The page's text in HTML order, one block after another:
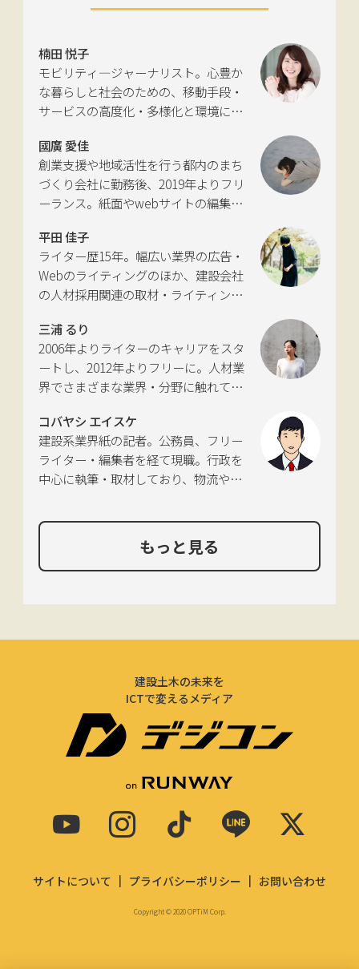
楠田 悦子
モビリティ―ジャーナリスト。心豊か
な暮らしと社会のための、移動手段・
サービスの高度化・多様化と環境につ
新聞社モビリティビジネス専門誌
『LIGARE』初代編集長を経て、2013年
に独立。国土交通省の「自転車の活用
推進に向けた有識者会議」、「交通政
共交通部会」、「MaaS関連データ検
討会」、SIP第2期自動運転（システム
とサービスの拡張）ピアレビュー委員
会などの委員を歴任。
國廣 愛佳
創業支援や地域活性を行う都内のまち
づくり会社に勤務後、2019年よりフリ
ーランス。紙面やwebサイトの編集、
どの執筆を中心に、ジャンルを問わず
活動。四国にある築100年の実家をど
う生かすかが長年の悩み。
平田 佳子
ライター歴15年。幅広い業界の広告・
Webのライティングのほか、建設会社
の人材採用関連の取材・ライティング
仕事をしていたため、小さな頃から憧
れあり。
三浦 るり
2006年よりライターのキャリアをスタ
ートし、2012年よりフリーに。人材業
界でさまざまな業界・分野に触れてき
を手掛ける。現在は特に建築や不動
産、さらにはDX分野を探究中。
コバヤシ エイスケ
建設系業界紙の記者。公務員、フリー
ライター・編集者を経て現職。行政を
中心に執筆・取材しており、物流や環
もっと見る
建設土木の未来を
ICTで変えるメディア
サイトについて プライバシーポリシー お問い合わせ
Copyright © 2020 OPTiM Corp.